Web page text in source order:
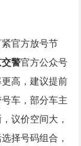
官方放号节
警官方公众号
高，建议提前
车，部分车主
议价空间大，
择号码组合，